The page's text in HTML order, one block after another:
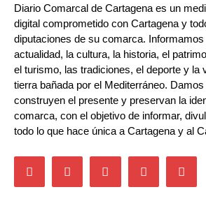
Diario Comarcal de Cartagena es un
digital comprometido con Cartagena y
diputaciones de su comarca.
actualidad, la cultura, la historia, el
el turismo, las tradiciones, el deporte y la
tierra bañada por el Mediterráneo.
construyen el presente y preservan la
comarca, con el objetivo de informar,
todo lo que hace única a Cartagena y al